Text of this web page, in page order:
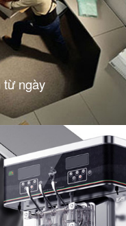
từ ngày